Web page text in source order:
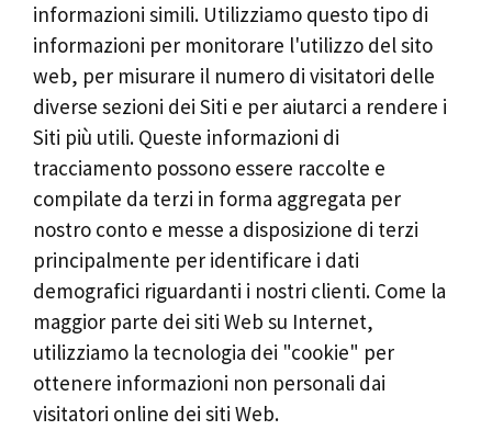
informazioni simili. Utilizziamo questo tipo di
informazioni per monitorare l'utilizzo del sito
web, per misurare il numero di visitatori delle
diverse sezioni dei Siti e per aiutarci a rendere i
Siti più utili. Queste informazioni di
tracciamento possono essere raccolte e
compilate da terzi in forma aggregata per
nostro conto e messe a disposizione di terzi
principalmente per identificare i dati
demografici riguardanti i nostri clienti. Come la
maggior parte dei siti Web su Internet,
utilizziamo la tecnologia dei "cookie" per
ottenere informazioni non personali dai
visitatori online dei siti Web.